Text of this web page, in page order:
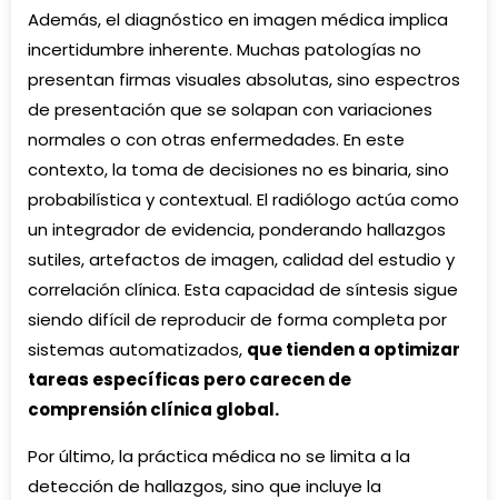
Además, el diagnóstico en imagen médica implica
incertidumbre inherente. Muchas patologías no
presentan firmas visuales absolutas, sino espectros
de presentación que se solapan con variaciones
normales o con otras enfermedades. En este
contexto, la toma de decisiones no es binaria, sino
probabilística y contextual. El radiólogo actúa como
un integrador de evidencia, ponderando hallazgos
sutiles, artefactos de imagen, calidad del estudio y
correlación clínica. Esta capacidad de síntesis sigue
siendo difícil de reproducir de forma completa por
sistemas automatizados, que tienden a optimizar
tareas específicas pero carecen de
comprensión clínica global.
Por último, la práctica médica no se limita a la
detección de hallazgos, sino que incluye la